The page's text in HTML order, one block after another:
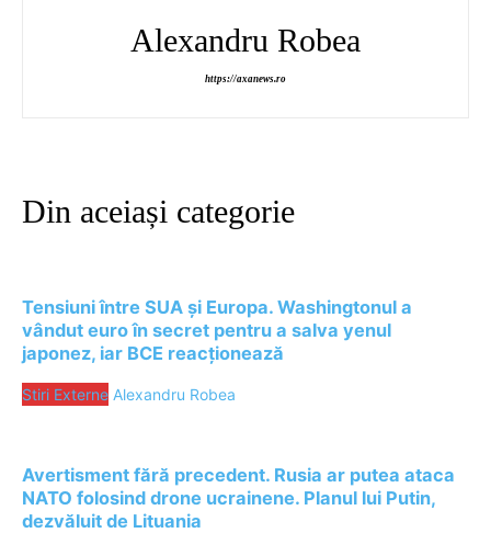
Alexandru Robea
https://axanews.ro
Din aceiași categorie
Tensiuni între SUA și Europa. Washingtonul a
vândut euro în secret pentru a salva yenul
japonez, iar BCE reacționează
Stiri Externe Alexandru Robea
Avertisment fără precedent. Rusia ar putea ataca
NATO folosind drone ucrainene. Planul lui Putin,
dezvăluit de Lituania